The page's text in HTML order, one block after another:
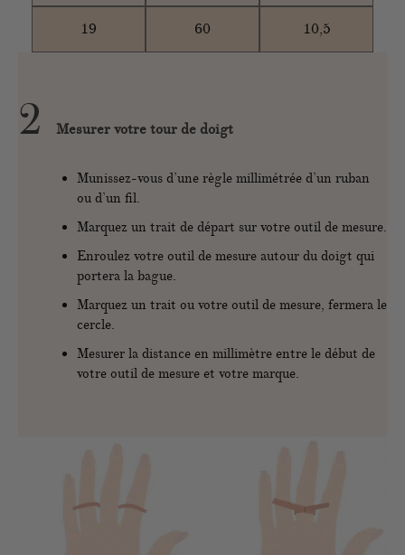
19 60 10,5
2 Mesurer votre tour de doigt
Munissez-vous d’une règle millimétrée d’un ruban
ou d’un fil.
Marquez un trait de départ sur votre outil de mesure.
Enroulez votre outil de mesure autour du doigt qui
portera la bague.
Marquez un trait ou votre outil de mesure, fermera le
cercle.
Mesurer la distance en millimètre entre le début de
votre outil de mesure et votre marque.